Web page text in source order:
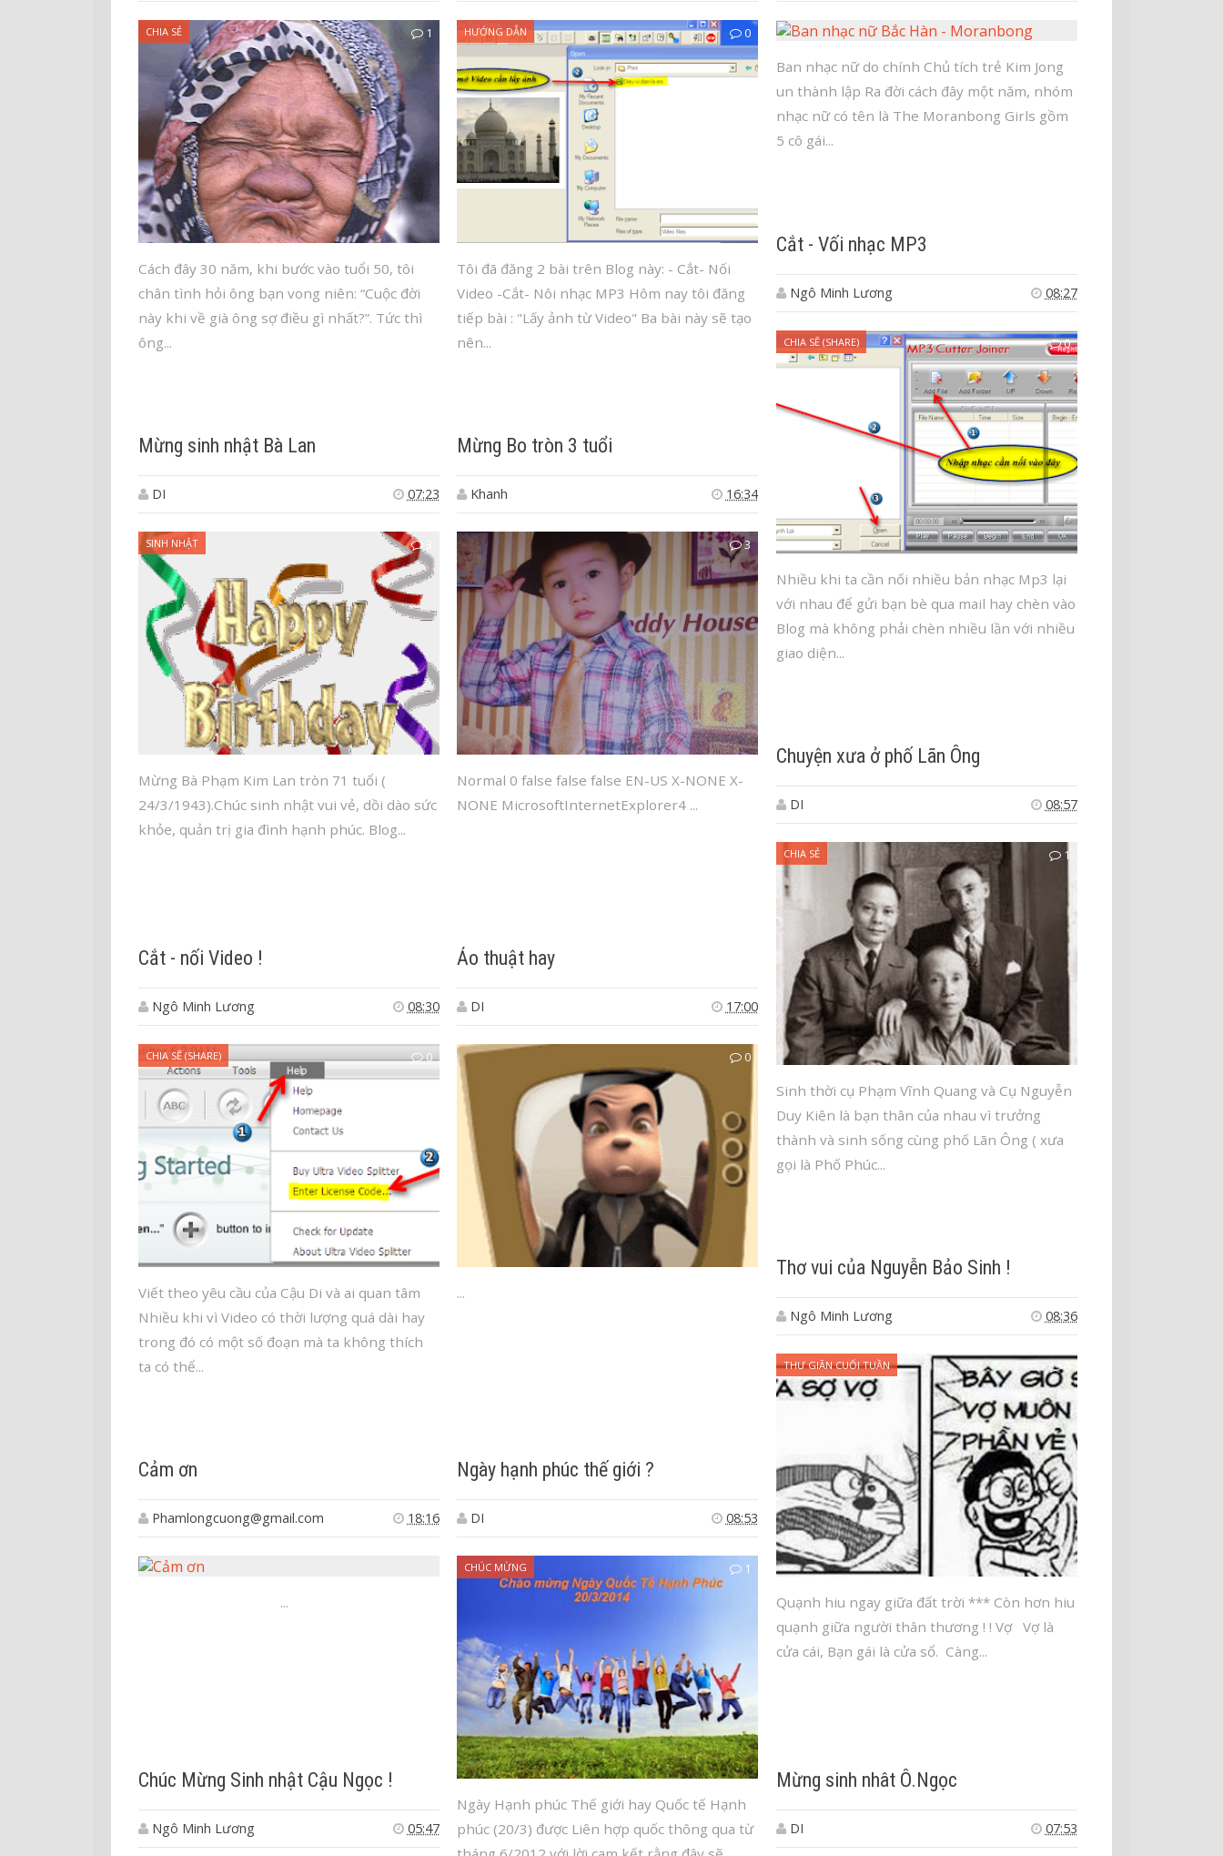
CHIA SẺ 1
Cách đây 30 năm, khi bước vào tuổi 50, tôi
chân tình hỏi ông bạn vong niên: “Cuộc đời
này khi về già ông sợ điều gì nhất?”. Tức thì
ông...
HƯỚNG DẪN 0
Tôi đã đăng 2 bài trên Blog này: - Cắt- Nối
Video -Cắt- Nôi nhạc MP3 Hôm nay tôi đăng
tiếp bài : "Lấy ảnh từ Video" Ba bài này sẽ tạo
nên...
Ban nhạc nữ do chính Chủ tích trẻ Kim Jong
un thành lập Ra đời cách đây một năm, nhóm
nhạc nữ có tên là The Moranbong Girls gồm
5 cô gái...
Cắt - Vối nhạc MP3
Ngô Minh Lương 08:27
CHIA SẼ (SHARE) 0
Nhiều khi ta cần nối nhiều bản nhạc Mp3 lại
với nhau để gửi bạn bè qua mail hay chèn vào
Blog mà không phải chèn nhiều lần với nhiều
giao diện...
Mừng sinh nhật Bà Lan
DI 07:23
SINH NHẬT
Mừng Bà Phạm Kim Lan tròn 71 tuổi (
24/3/1943).Chúc sinh nhật vui vẻ, dồi dào sức
khỏe, quản trị gia đình hạnh phúc. Blog...
Mừng Bo tròn 3 tuổi
Khanh 16:34
3
Normal 0 false false false EN-US X-NONE X-
NONE MicrosoftInternetExplorer4 ...
Chuyện xưa ở phố Lãn Ông
DI 08:57
CHIA SẺ 1
Sinh thời cụ Phạm Vĩnh Quang và Cụ Nguyễn
Duy Kiên là bạn thân của nhau vì trưởng
thành và sinh sống cùng phố Lãn Ông ( xưa
gọi là Phố Phúc...
Cắt - nối Video !
Ngô Minh Lương 08:30
CHIA SẼ (SHARE) 0
Viết theo yêu cầu của Cậu Di và ai quan tâm
Nhiều khi vì Video có thời lượng quá dài hay
trong đó có một số đoạn mà ta không thích
ta có thể...
Ảo thuật hay
DI 17:00
0
...
Thơ vui của Nguyễn Bảo Sinh !
Ngô Minh Lương 08:36
THƯ GIÃN CUỐI TUẦN 0
Quạnh hiu ngay giữa đất trời *** Còn hơn hiu
quạnh giữa người thân thương ! ! Vợ Vợ là
cửa cái, Bạn gái là cửa sổ. Càng...
Cảm ơn
Phamlongcuong@gmail.com 18:16
...
Ngày hạnh phúc thế giới ?
DI 08:53
CHÚC MỪNG 1
Ngày Hạnh phúc Thế giới hay Quốc tế Hạnh
phúc (20/3) được Liên hợp quốc thông qua từ
Mừng sinh nhât Ô.Ngọc
DI 07:53
Chúc Mừng Sinh nhật Cậu Ngọc !
Ngô Minh Lương 05:47